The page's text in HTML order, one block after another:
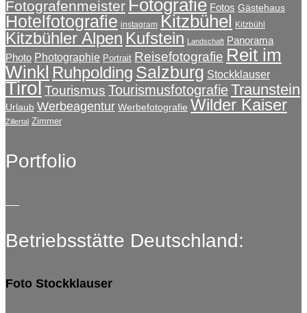
Fotografenmeister Fotografie Fotos Gästehaus
Hotelfotografie instagram Kitzbühel Kitzbühl
Kitzbühler Alpen Kufstein Landschaft Panorama
Photo Photographie Portrait Reisefotografie Reit im
Winkl Ruhpolding Salzburg Stockklauser
Tirol Tourismus TourismusfotografieTraunstein
Urlaub Werbeagentur Werbefotografie Wilder Kaiser
Zillertal Zimmer
Portfolio
Betriebsstätte Deutschland:
Foto Stockklauser